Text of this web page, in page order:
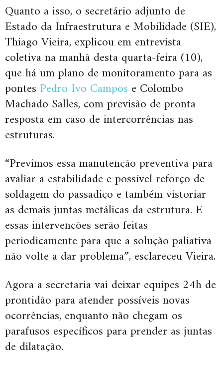
Quanto a isso, o secretário adjunto de
Estado da Infraestrutura e Mobilidade (SIE),
Thiago Vieira, explicou em entrevista
coletiva na manhã desta quarta-feira (10),
que há um plano de monitoramento para as
pontes Pedro Ivo Campos e Colombo
Machado Salles, com previsão de pronta
resposta em caso de intercorrências nas
estruturas.
“Previmos essa manutenção preventiva para
avaliar a estabilidade e possível reforço de
soldagem do passadiço e também vistoriar
as demais juntas metálicas da estrutura. E
essas intervenções serão feitas
periodicamente para que a solução paliativa
não volte a dar problema”, esclareceu Vieira.
Agora a secretaria vai deixar equipes 24h de
prontidão para atender possíveis novas
ocorrências, enquanto não chegam os
parafusos específicos para prender as juntas
de dilatação.